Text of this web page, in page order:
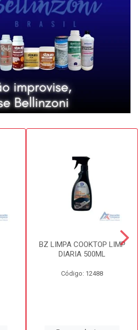
BZ LIMPA COOKTOP LIMP
DIARIA 500ML
Código: 12488